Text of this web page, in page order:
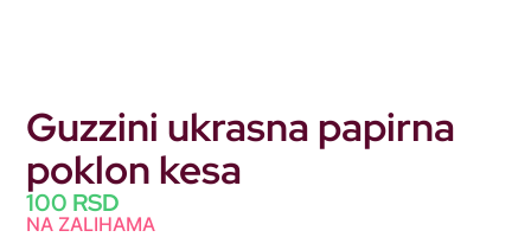
Guzzini ukrasna papirna
poklon kesa
100 RSD
NA ZALIHAMA